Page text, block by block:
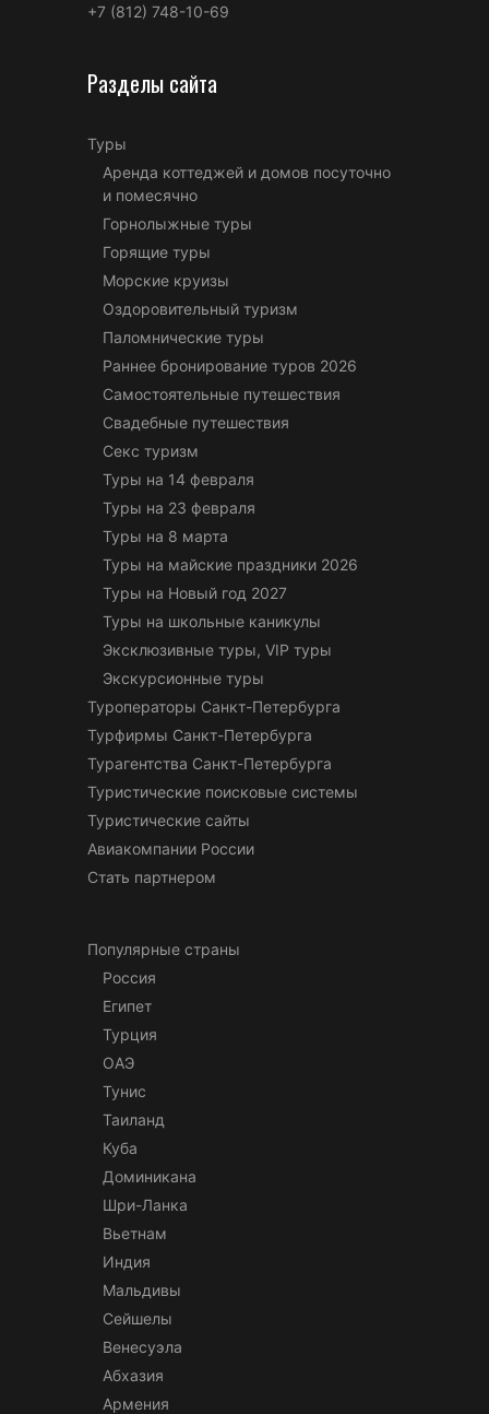
+7 (812) 748-10-69
Разделы сайта
Туры
Аренда коттеджей и домов посуточно
и помесячно
Горнолыжные туры
Горящие туры
Морские круизы
Оздоровительный туризм
Паломнические туры
Раннее бронирование туров 2026
Самостоятельные путешествия
Свадебные путешествия
Секс туризм
Туры на 14 февраля
Туры на 23 февраля
Туры на 8 марта
Туры на майские праздники 2026
Туры на Новый год 2027
Туры на школьные каникулы
Эксклюзивные туры, VIP туры
Экскурсионные туры
Туроператоры Санкт-Петербурга
Турфирмы Санкт-Петербурга
Турагентства Санкт-Петербурга
Туристические поисковые системы
Туристические сайты
Авиакомпании России
Стать партнером
Популярные страны
Россия
Египет
Турция
ОАЭ
Тунис
Таиланд
Куба
Доминикана
Шри-Ланка
Вьетнам
Индия
Мальдивы
Сейшелы
Венесуэла
Абхазия
Армения